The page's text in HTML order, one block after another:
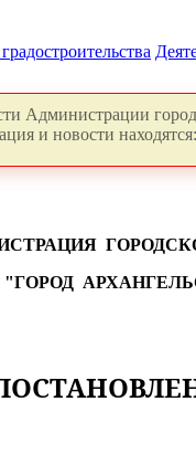
Администрации
и новости находятся:
"ГОРОД